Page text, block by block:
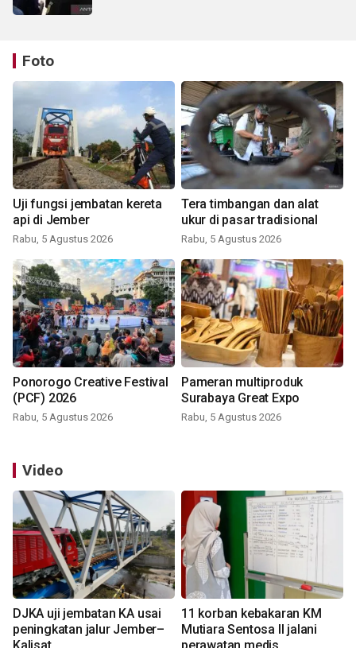
Foto
Uji fungsi jembatan kereta
api di Jember
Rabu, 5 Agustus 2026
Tera timbangan dan alat
ukur di pasar tradisional
Rabu, 5 Agustus 2026
Ponorogo Creative Festival
(PCF) 2026
Rabu, 5 Agustus 2026
Pameran multiproduk
Surabaya Great Expo
Rabu, 5 Agustus 2026
Video
DJKA uji jembatan KA usai
peningkatan jalur Jember–
11 korban kebakaran KM
Mutiara Sentosa II jalani